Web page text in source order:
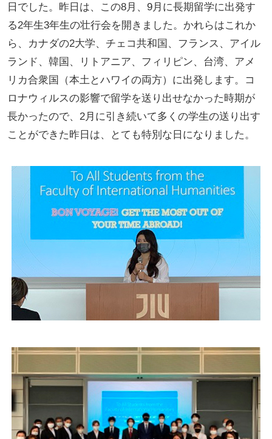
日でした。昨日は、この8月、9月に長期留学に出発す
る2年生3年生の壮行会を開きました。かれらはこれか
ら、カナダの2大学、チェコ共和国、フランス、アイル
ランド、韓国、リトアニア、フィリピン、台湾、アメ
リカ合衆国（本土とハワイの両方）に出発します。コ
ロナウィルスの影響で留学を送り出せなかった時期が
長かったので、2月に引き続いて多くの学生の送り出す
ことができた昨日は、とても特別な日になりました。